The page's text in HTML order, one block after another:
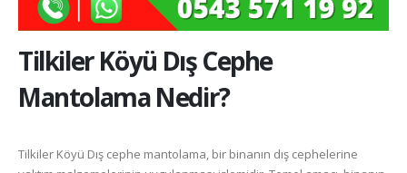
Tilkiler Köyü Dış Cephe
Mantolama Nedir?
Tilkiler Köyü Dış cephe mantolama, bir binanın dış cephelerine